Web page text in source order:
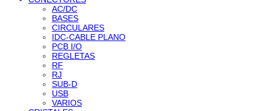
AC/DC
BASES
CIRCULARES
IDC-CABLE PLANO
PCB I/O
REGLETAS
RF
RJ
SUB-D
USB
VARIOS